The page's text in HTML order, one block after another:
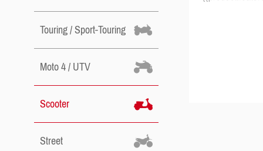
Touring / Sport-Touring
Moto 4 / UTV
Scooter
Street